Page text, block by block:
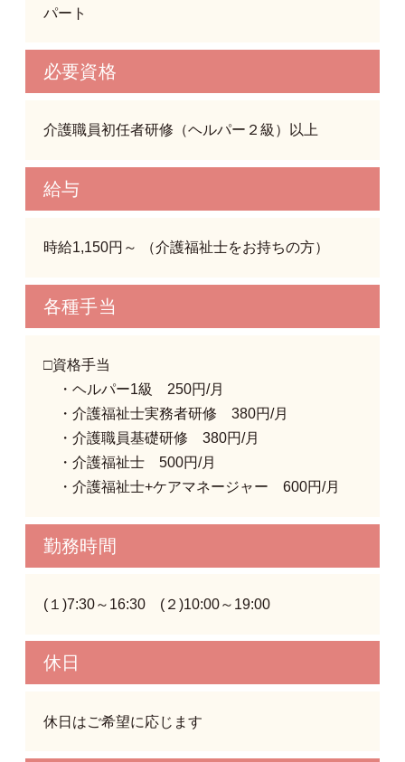
パート
必要資格
介護職員初任者研修（ヘルパー２級）以上
給与
時給1,150円～ （介護福祉士をお持ちの方）
各種手当
□資格手当
・ヘルパー1級 250円/月
・介護福祉士実務者研修 380円/月
・介護職員基礎研修 380円/月
・介護福祉士 500円/月
・介護福祉士+ケアマネージャー 600円/月
勤務時間
(１)7:30～16:30 (２)10:00～19:00
休日
休日はご希望に応じます